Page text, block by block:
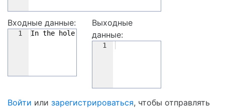
Входные данные:
1 In the hole in the ground there lived a hobbit
Выходные
данные:
1
Войти или зарегистрироваться, чтобы отправлять